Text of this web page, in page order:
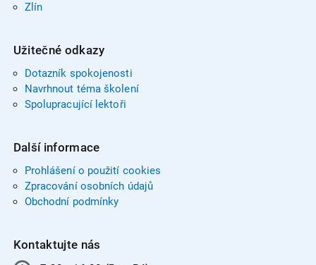
Zlín
Užitečné odkazy
Dotazník spokojenosti
Navrhnout téma školení
Spolupracující lektoři
Další informace
Prohlášení o použití cookies
Zpracování osobních údajů
Obchodní podmínky
Kontaktujte nás